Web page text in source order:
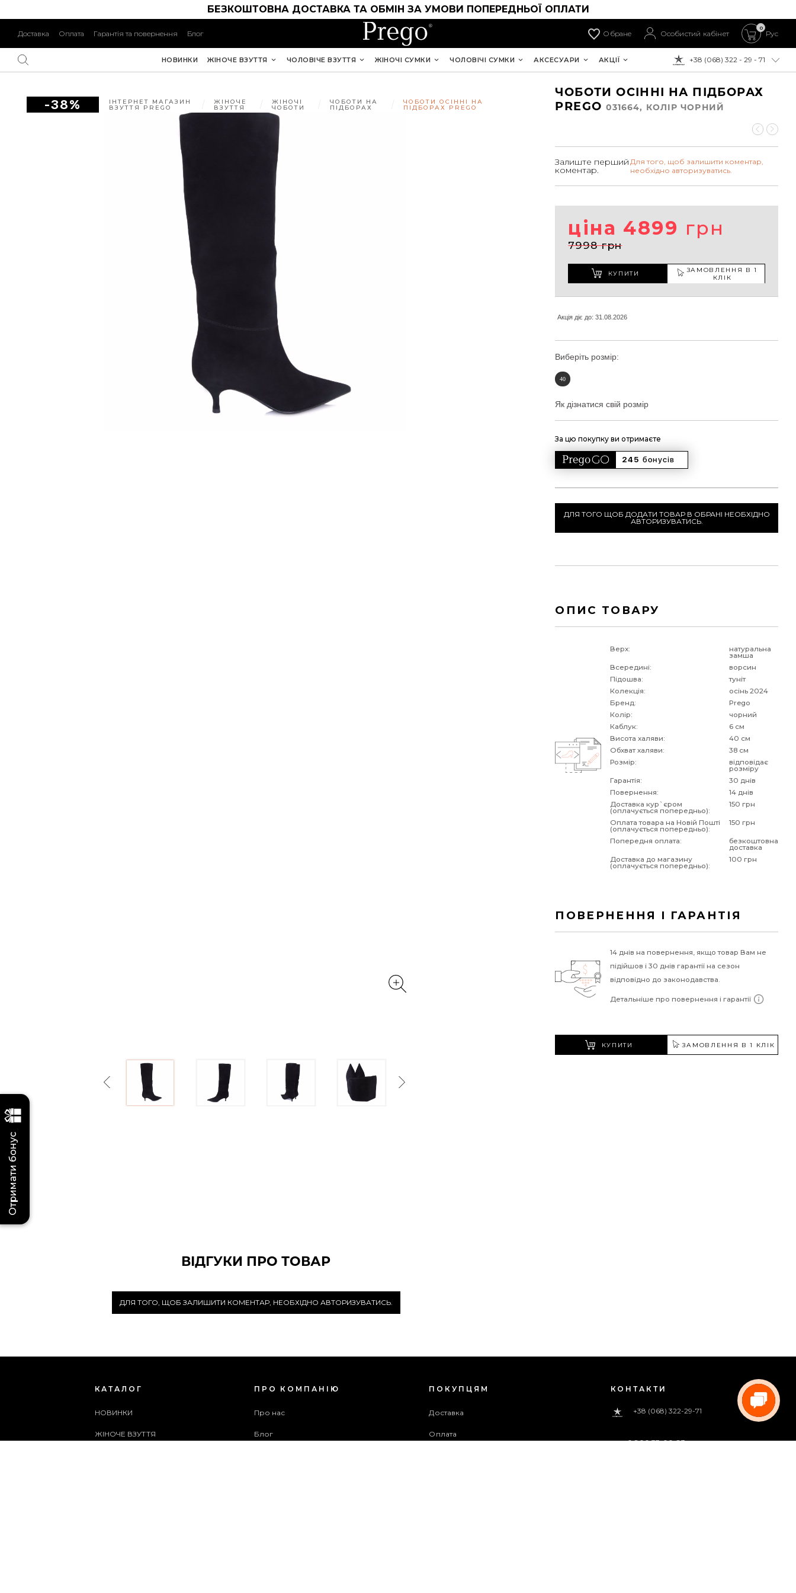
БЕЗКОШТОВНА ДОСТАВКА ТА ОБМІН ЗА УМОВИ ПОПЕРЕДНЬОЇ ОПЛАТИ
Доставка Оплата Гарантія та повернення Блог Обране Особистий кабінет
0
Рус
ДО ОПЛАТИ:
+38 (068) 322 - 29 - 71
НОВИНКИ ЖІНОЧЕ ВЗУТТЯ ЧОЛОВІЧЕ ВЗУТТЯ ЖІНОЧІ СУМКИ ЧОЛОВІЧІ СУМКИ АКСЕСУАРИ АКЦІЇ
-38% ІНТЕРНЕТ МАГАЗИН
ВЗУТТЯ PREGO
ЖІНОЧЕ
ВЗУТТЯ
ЖІНОЧІ
ЧОБОТИ
ЧОБОТИ НА
ПІДБОРАХ
ЧОБОТИ ОСІННІ НА
ПІДБОРАХ PREGO
Previous Next
ВІДГУКИ ПРО ТОВАР
ДЛЯ ТОГО, ЩОБ ЗАЛИШИТИ КОМЕНТАР, НЕОБХІДНО АВТОРИЗУВАТИСЬ.
ЧОБОТИ ОСІННІ НА ПІДБОРАХ
PREGO 031664, КОЛIР ЧОРНИЙ
Залиште перший
коментар.
Для того, щоб залишити коментар,
необхідно авторизуватись.
ціна 4899 грн
7998 грн
КУПИТИ
ЗАМОВЛЕННЯ В 1
КЛІК
Акція діє до: 31.08.2026
Виберіть розмір:
40
Як дізнатися свій розмір
За цю покупку ви отримаєте
245 бонусів
ДЛЯ ТОГО ЩОБ ДОДАТИ ТОВАР В ОБРАНІ НЕОБХІДНО
АВТОРИЗУВАТИСЬ.
ОПИС ТОВАРУ
Верх: натуральна
замша
Всередині:
ворсин
Підошва:
туніт
Колекція:
осінь 2024
Бренд:
Prego
Колір:
чорний
Каблук:
6 см
Висота халяви:
40 см
Обхват халяви:
38 см
Розмір:
відповідає
розміру
Гарантія:
30 днів
Повернення:
14 днів
Доставка кур`єром
(оплачується попередньо):
150 грн
Оплата товара на Новій Пошті
(оплачується попередньо):
150 грн
Попередня оплата: безкоштовна
доставка
Доставка до магазину
(оплачується попередньо):
100 грн
ПОВЕРНЕННЯ І ГАРАНТІЯ
14 днів на повернення, якщо товар Вам не
підійшов і 30 днів гарантії на сезон
відповідно до законодавства.
Детальніше про повернення і гарантії
КУПИТИ ЗАМОВЛЕННЯ В 1 КЛІК
КАТАЛОГ
НОВИНКИ
ЖІНОЧЕ ВЗУТТЯ
ПРО КОМПАНІЮ
Про нас
Блог
ПОКУПЦЯМ
Доставка
Оплата
КОНТАКТИ
+38 (068) 322-29-71
0 800 33-00-83
Отримати бонус